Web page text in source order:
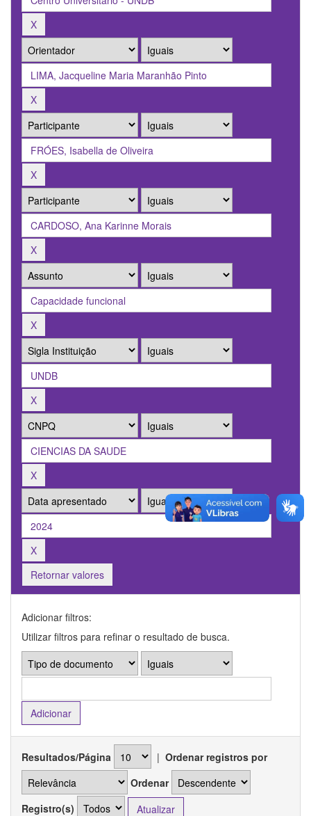
Retornar valores
Adicionar filtros:
Utilizar filtros para refinar o resultado de busca.
Resultados/Página | Ordenar registros por
Ordenar
Registro(s)